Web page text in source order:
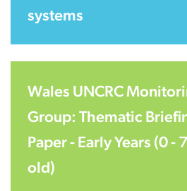
systems
Wales UNCRC
Group: Thematic
Paper - Early Years (0 -
old)